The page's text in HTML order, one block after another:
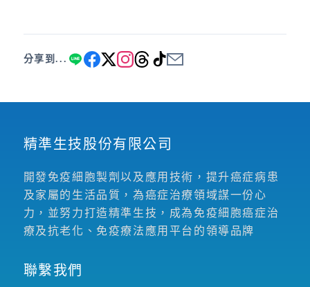
分享到...
精準生技股份有限公司
開發免疫細胞製劑以及應用技術，提升癌症病患
及家屬的生活品質，為癌症治療領域謀一份心
力，並努力打造精準生技，成為免疫細胞癌症治
療及抗老化、免疫療法應用平台的領導品牌
聯繫我們